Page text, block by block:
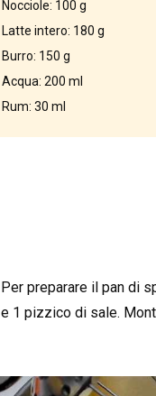
Nocciole: 100 g
Latte intero: 180 g
Burro: 150 g
Acqua: 200 ml
Rum: 30 ml
Per preparare il pan di
e 1 pizzico di sale.